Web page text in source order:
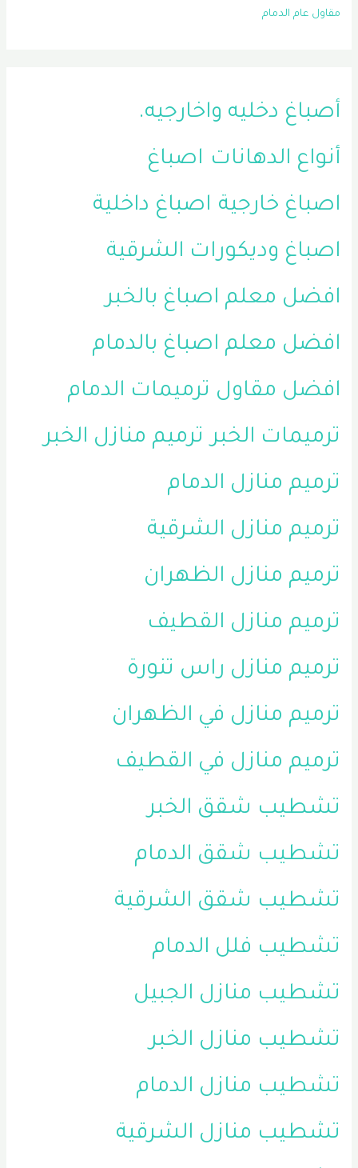
مقاول عام الدمام
أصباغ دخليه واخارجيه.
أنواع الدهانات اصباغ
اصباغ خارجية اصباغ داخلية
اصباغ وديكورات الشرقية
افضل معلم اصباغ بالخبر
افضل معلم اصباغ بالدمام
افضل مقاول ترميمات الدمام
ترميمات الخبر ترميم منازل الخبر
ترميم منازل الدمام
ترميم منازل الشرقية
ترميم منازل الظهران
ترميم منازل القطيف
ترميم منازل راس تنورة
ترميم منازل في الظهران
ترميم منازل في القطيف
تشطيب شقق الخبر
تشطيب شقق الدمام
تشطيب شقق الشرقية
تشطيب فلل الدمام
تشطيب منازل الجبيل
تشطيب منازل الخبر
تشطيب منازل الدمام
تشطيب منازل الشرقية